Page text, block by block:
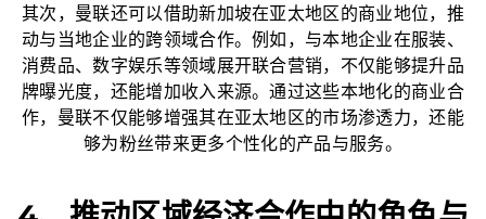
其次，曼联还可以借助新加坡在亚太地区的商业地位，推
动与当地企业的跨领域合作。例如，与本地企业在服装、
消费品、数字娱乐等领域展开联合营销，不仅能够提升品
牌曝光度，还能增加收入来源。通过这些本地化的商业合
作，曼联不仅能够增强其在亚太地区的市场渗透力，还能
够为粉丝带来更多个性化的产品与服务。